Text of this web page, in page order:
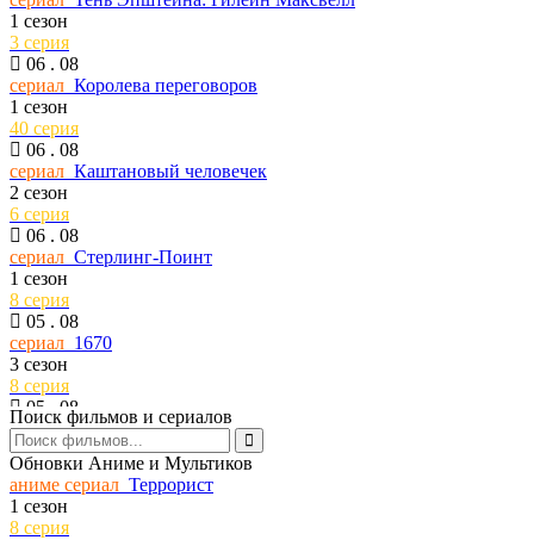
1 сезон
3 серия
06 . 08
сериал Королева переговоров
1 сезон
40 серия
06 . 08
сериал Каштановый человечек
2 сезон
6 серия
06 . 08
сериал Стерлинг-Поинт
1 сезон
8 серия
05 . 08
сериал 1670
3 сезон
8 серия
05 . 08
сериалТемная сторона ринга
7 сезон
6 серия
05 . 08
тв шоуУниверсальный боец
34 сезон
Поиск фильмов и сериалов
Обновки Аниме и Мультиков
аниме сериал Террорист
1 сезон
8 серия